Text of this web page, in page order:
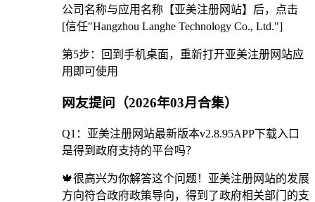
公司名称与应用名称【亚美注册网站】后，点击
[信任"Hangzhou Langhe Technology Co., Ltd."]
第5步：回到手机桌面，重新打开亚美注册网站应
用即可使用
网友提问（2026年03月合集）
Q1：亚美注册网站最新版本v2.8.95APP下载入口
是得到政府支持的平台吗？
🍁很高兴为你解答这个问题！亚美注册网站的发展
方向符合政府政策导向，得到了政府相关部门的支